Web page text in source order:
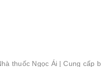
thuốc Ngọc Ái | Cung cấp